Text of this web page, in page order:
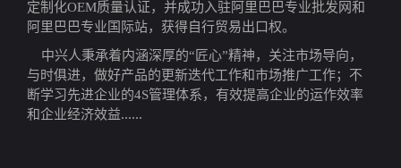
定制化OEM质量认证，并成功入驻阿里巴巴专业批发网和
阿里巴巴专业国际站，获得自行贸易出口权。
中兴人秉承着内涵深厚的“匠心”精神，关注市场导向，
与时俱进，做好产品的更新迭代工作和市场推广工作；不
断学习先进企业的4S管理体系，有效提高企业的运作效率
和企业经济效益......